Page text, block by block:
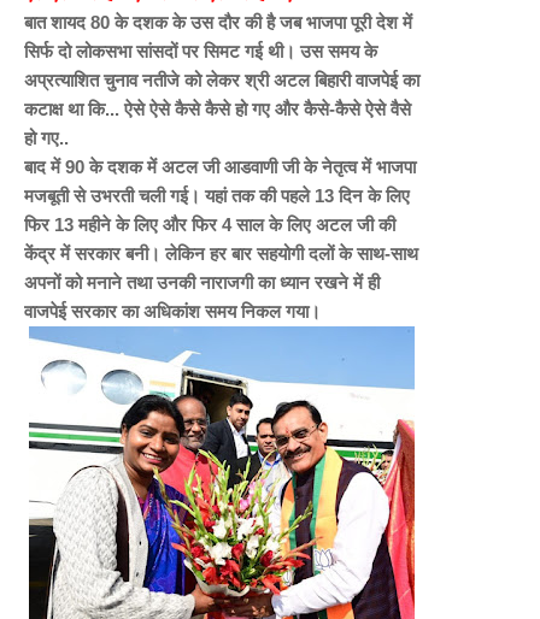
बात शायद 80 के दशक के उस दौर की है जब भाजपा पूरी देश में
सिर्फ दो लोकसभा सांसदों पर सिमट गई थी। उस समय के
अप्रत्याशित चुनाव नतीजे को लेकर श्री अटल बिहारी वाजपेई का
कटाक्ष था कि... ऐसे ऐसे कैसे कैसे हो गए और कैसे-कैसे ऐसे वैसे
हो गए..
बाद में 90 के दशक में अटल जी आडवाणी जी के नेतृत्व में भाजपा
मजबूती से उभरती चली गई। यहां तक की पहले 13 दिन के लिए
फिर 13 महीने के लिए और फिर 4 साल के लिए अटल जी की
केंद्र में सरकार बनी। लेकिन हर बार सहयोगी दलों के साथ-साथ
अपनों को मनाने तथा उनकी नाराजगी का ध्यान रखने में ही
वाजपेई सरकार का अधिकांश समय निकल गया।